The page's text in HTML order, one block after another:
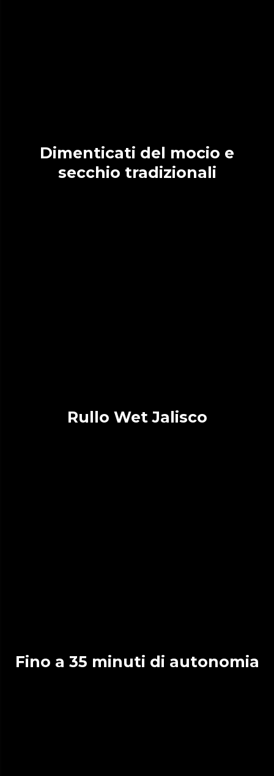
Dimenticati del mocio e
secchio tradizionali
Rullo Wet Jalisco
Fino a 35 minuti di autonomia